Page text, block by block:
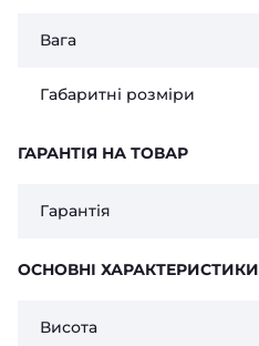
Вага
Габаритні розміри
ГАРАНТІЯ НА ТОВАР
Гарантія
ОСНОВНІ ХАРАКТЕРИСТИКИ
Висота